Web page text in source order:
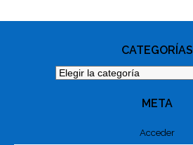
CATEGORÍAS
Categorías
META
Acceder